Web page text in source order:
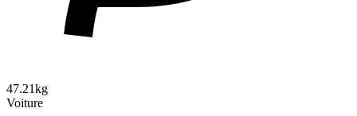
47.21kg
Voiture